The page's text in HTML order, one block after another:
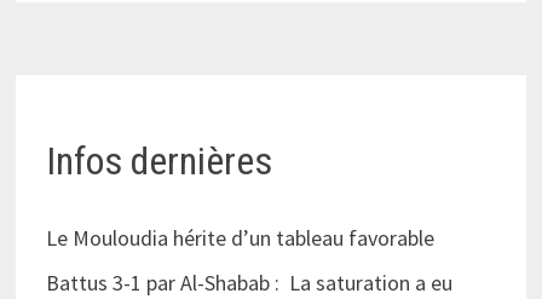
Infos dernières
Le Mouloudia hérite d’un tableau favorable
Battus 3-1 par Al-Shabab : La saturation a eu